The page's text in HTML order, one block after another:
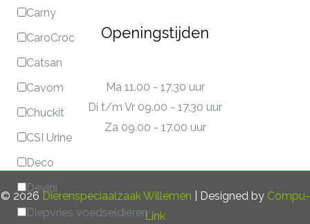
Carny
CaroCroc
Catsan
Cavom
Chuckit
CSI Urine
Deco
Devini
Diepvries voedseldieren
Openingstijden
Ma 11.00 - 17.30 uur
Di t/m Vr 09.00 - 17.30 uur
Za 09.00 - 17.00 uur
© 2026 Dierenspeciaalzaak Willemen | Designed by Compu-
Link